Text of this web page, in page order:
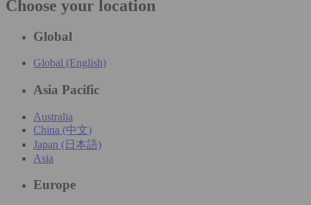
Choose your location
Global
Global (English)
Asia Pacific
Australia
China (中文)
Japan (日本語)
Asia
Europe